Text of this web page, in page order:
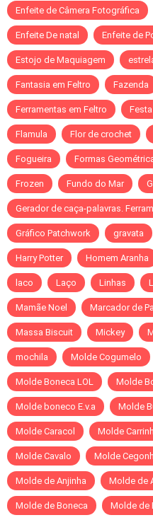
Enfeite de Câmera Fotográfica
Enfeite De natal Enfeite de
Estojo de Maquiagem
Fantasia em Feltro Fazenda
Ferramentas em Feltro
Flamula Flor de crochet
Fogueira Formas
Frozen Fundo do Mar
Gerador de caça-palavras.
Gráfico Patchwork gravata
Harry Potter Homem Aranha
laco Laço Linhas
Mamãe Noel Marcador de
Massa Biscuit Mickey
mochila Molde Cogumelo
Molde Boneca LOL Molde
Molde boneco E.v.a Molde
Molde Caracol Molde
Molde Cavalo Molde
Molde de Anjinha Molde de
Molde de Boneca Molde de